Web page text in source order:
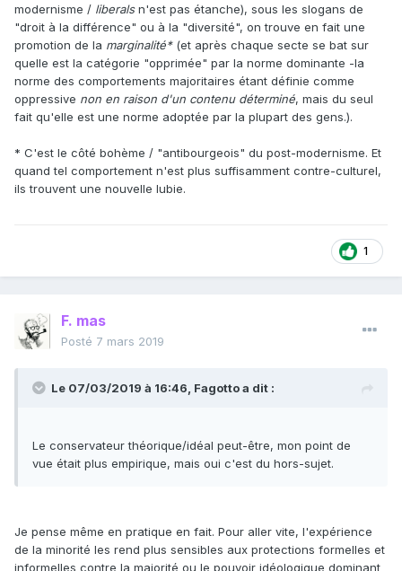
modernisme / liberalsn'est pas étanche), sous les slogans de
"droit à la différence" ou à la "diversité", on trouve en fait une
promotion de la marginalité* (et après chaque secte se bat sur
quelle est la catégorie "opprimée" par la norme dominante -la
norme des comportements majoritaires étant définie comme
oppressive non en raison d'un contenu déterminé, mais du seul
fait qu'elle est une norme adoptée par la plupart des gens.).
* C'est le côté bohème / "antibourgeois" du post-modernisme. Et
quand tel comportement n'est plus suffisamment contre-culturel,
ils trouvent une nouvelle lubie.
1
F. mas
Posté 7 mars 2019
Le 07/03/2019 à 16:46, Fagottoa dit :
Le conservateur théorique/idéal peut-être, mon point de
vue était plus empirique, mais oui c'est du hors-sujet.
Je pense même en pratique en fait. Pour aller vite, l'expérience
de la minorité les rend plus sensibles aux protections formelles et
informelles contre la majorité ou le pouvoir idéologique dominant